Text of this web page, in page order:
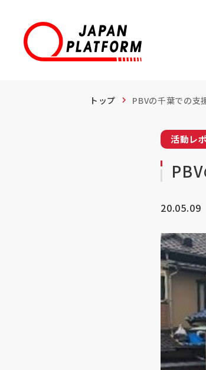
トップ PBVの千葉での支
活動レ
20.05.09